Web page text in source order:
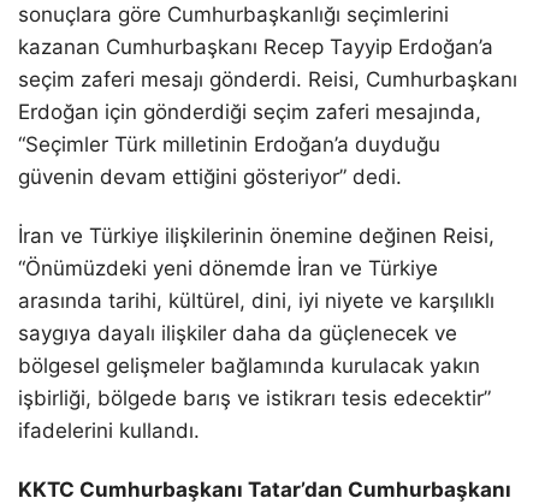
sonuçlara göre Cumhurbaşkanlığı seçimlerini
kazanan Cumhurbaşkanı Recep Tayyip Erdoğan’a
seçim zaferi mesajı gönderdi. Reisi, Cumhurbaşkanı
Erdoğan için gönderdiği seçim zaferi mesajında,
“Seçimler Türk milletinin Erdoğan’a duyduğu
güvenin devam ettiğini gösteriyor” dedi.
İran ve Türkiye ilişkilerinin önemine değinen Reisi,
“Önümüzdeki yeni dönemde İran ve Türkiye
arasında tarihi, kültürel, dini, iyi niyete ve karşılıklı
saygıya dayalı ilişkiler daha da güçlenecek ve
bölgesel gelişmeler bağlamında kurulacak yakın
işbirliği, bölgede barış ve istikrarı tesis edecektir”
ifadelerini kullandı.
KKTC Cumhurbaşkanı Tatar’dan Cumhurbaşkanı